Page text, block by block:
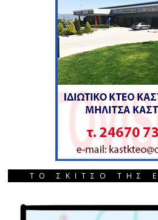
ΤΟ ΣΚΙΤΣΟ ΤΗΣ